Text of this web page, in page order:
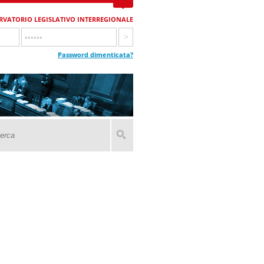
LEGISLATIVO INTERREGIONALE
Password dimenticata?